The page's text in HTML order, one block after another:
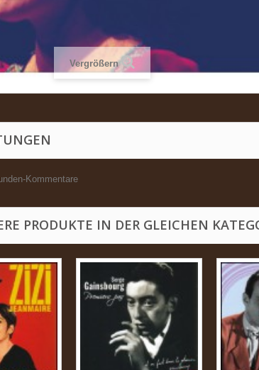
Vergrößern
Kommentare
PRODUKTE IN DER GLEICHEN